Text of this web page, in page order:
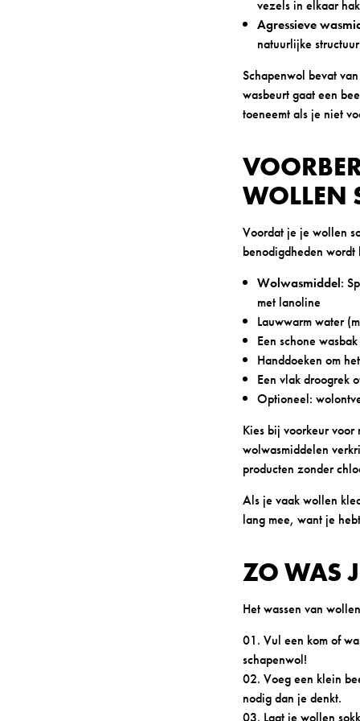
vezels in elkaar
Agressieve
natuurlijke
Schapenwol bevat
wasbeurt gaat een
toeneemt als je niet
WOLLEN
Voordat je je wollen
benodigdheden
Wolwasmiddel:
met lanoline
Lauwwarm water
Een schone
Handdoeken om
Een vlak droogrek
Optioneel:
Kies bij voorkeur
wolwasmiddelen
producten zonder
Als je vaak wollen
lang mee, want je
ZO WAS
Het wassen van
Vul een kom of
schapenwol!
Voeg een klein
nodig dan je denkt.
Laat je wollen